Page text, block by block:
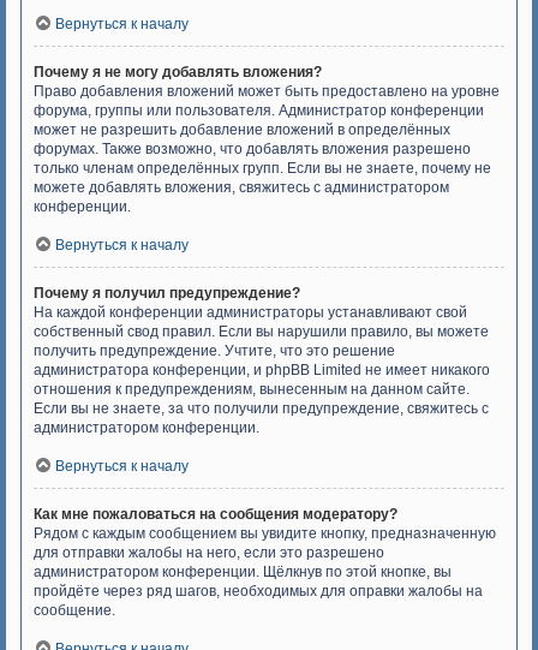
Вернуться к началу
Почему я не могу добавлять вложения?
Право добавления вложений может быть предоставлено на уровне
форума, группы или пользователя. Администратор конференции
может не разрешить добавление вложений в определённых
форумах. Также возможно, что добавлять вложения разрешено
только членам определённых групп. Если вы не знаете, почему не
можете добавлять вложения, свяжитесь с администратором
конференции.
Вернуться к началу
Почему я получил предупреждение?
На каждой конференции администраторы устанавливают свой
собственный свод правил. Если вы нарушили правило, вы можете
получить предупреждение. Учтите, что это решение
администратора конференции, и phpBB Limited не имеет никакого
отношения к предупреждениям, вынесенным на данном сайте.
Если вы не знаете, за что получили предупреждение, свяжитесь с
администратором конференции.
Вернуться к началу
Как мне пожаловаться на сообщения модератору?
Рядом с каждым сообщением вы увидите кнопку, предназначенную
для отправки жалобы на него, если это разрешено
администратором конференции. Щёлкнув по этой кнопке, вы
пройдёте через ряд шагов, необходимых для оправки жалобы на
сообщение.